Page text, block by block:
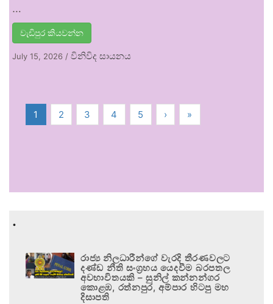
…
වැඩිපුර කියවන්න
July 15, 2026 / විනිවිද සායනය
1 2 3 4 5 › »
.
රාජ්‍ය නිලධාරීන්ගේ වැරදි තීරණවලට
දණ්ඩ නීති සංග්‍රහය යෙදවීම බරපතල
අවභාවිතයකි – සුනිල් කන්නන්ගර
කොළඹ, රත්නපුර, අම්පාර හිටපු මහ
දිසාපති